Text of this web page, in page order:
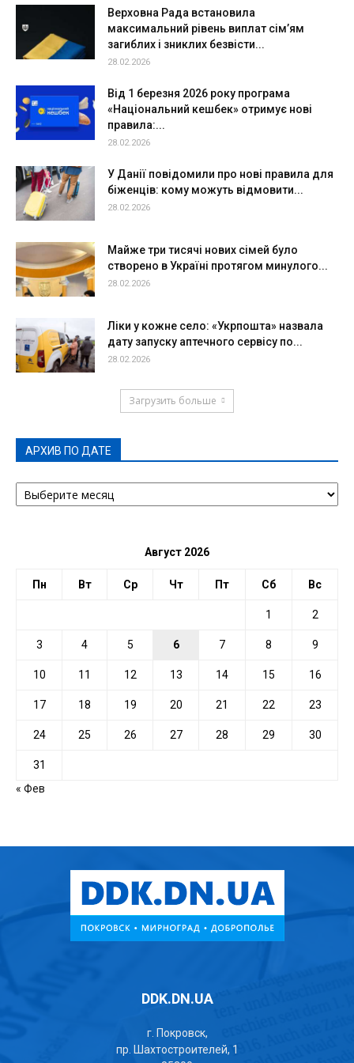
Верховна Рада встановила
максимальний рівень виплат сім’ям
загиблих і зниклих безвісти...
28.02.2026
Від 1 березня 2026 року програма
«Національний кешбек» отримує нові
правила:...
28.02.2026
У Данії повідомили про нові правила для
біженців: кому можуть відмовити...
28.02.2026
Майже три тисячі нових сімей було
створено в Україні протягом минулого...
28.02.2026
Ліки у кожне село: «Укрпошта» назвала
дату запуску аптечного сервісу по...
28.02.2026
Загрузить больше
АРХИВ ПО ДАТЕ
АРХИВ
ПО
Август 2026
Пн Вт Ср Чт Пт Сб Вс
1 2
3 4 5 6 7 8 9
10 11 12 13 14 15 16
17 18 19 20 21 22 23
24 25 26 27 28 29 30
31
« Фев
DDK.DN.UA
г. Покровск,
пр. Шахтостроителей, 1